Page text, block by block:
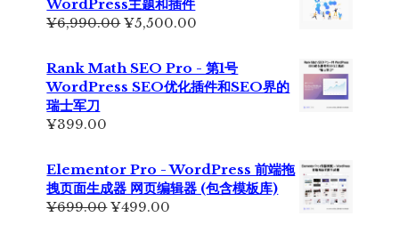
WordPress主题和插件
¥6,990.00原
为：
¥6,990.00。
¥5,500.00
价
格
为：
Rank Math SEO Pro - 第1号
WordPress SEO优化插件和SEO界的
瑞士军刀
¥399.00
Elementor Pro - WordPress 前端拖
拽页面生成器 网页编辑器 (包含模板库)
¥699.00原
¥499.00